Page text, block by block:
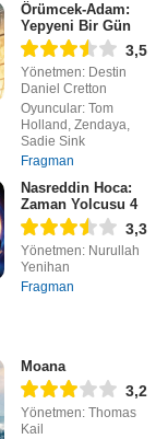
Örümcek-Adam:
Yepyeni Bir Gün
3,5
Yönetmen: Destin
Daniel Cretton
Oyuncular: Tom
Holland, Zendaya,
Sadie Sink
Fragman
Nasreddin Hoca:
Zaman Yolcusu 4
3,3
Yönetmen: Nurullah
Yenihan
Fragman
Moana
3,2
Yönetmen: Thomas
Kail